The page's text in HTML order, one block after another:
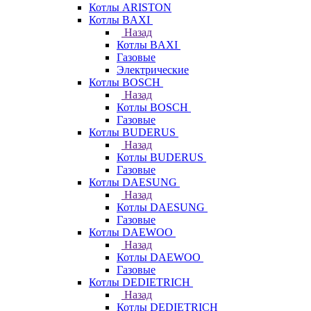
Котлы ARISTON
Котлы BAXI
Назад
Котлы BAXI
Газовые
Электрические
Котлы BOSCH
Назад
Котлы BOSCH
Газовые
Котлы BUDERUS
Назад
Котлы BUDERUS
Газовые
Котлы DAESUNG
Назад
Котлы DAESUNG
Газовые
Котлы DAEWOO
Назад
Котлы DAEWOO
Газовые
Котлы DEDIETRICH
Назад
Котлы DEDIETRICH